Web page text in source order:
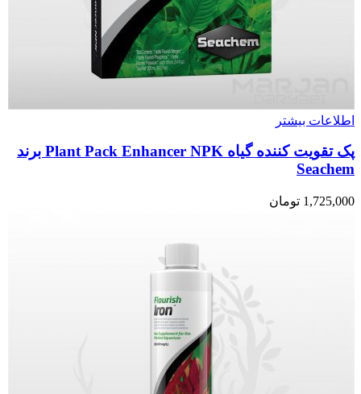
اطلاعات بیشتر
پک تقویت کننده گیاه Plant Pack Enhancer NPK برند
Seachem
1,725,000 تومان